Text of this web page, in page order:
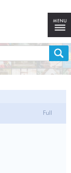
Full